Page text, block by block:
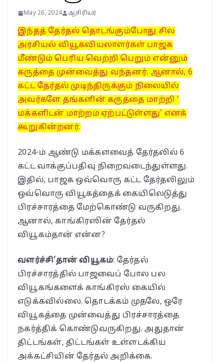
May 26, 2024 ஆசிரியர்
இந்தத் தேர்தல் தொடங்கும்போது சில
அரசியல் வியூகவியலாளர்கள் பாஜக
மீண்டும் பெரிய வெற்றி பெறும் என்னும்
கருத்தை முன்வைத்து வந்தனர். ஆனால், 6
கட்ட தேர்தல் முடிந்திருக்கும் நிலையில்
அவர்களே தங்களின் கருத்தை மாற்றி ‘
மக்களிடன் மாற்றம் ஏற்பட்டுள்ளது’ எனக்
கூறுகின்றனர்.
2024-ம் ஆண்டு மக்களவைத் தேர்தலில் 6
கட்ட வாக்குப்பதிவு நிறைவடைந்துள்ளது.
இதில், பாஜக ஒவ்வொரு கட்ட தேர்தலிலும்
ஒவ்வொரு வியூகத்தைக் கையிலெடுத்து
பிரச்சாரத்தை மேற்கொண்டு வருகிறது.
ஆனால், காங்கிரஸின் தேர்தல்
வியூகம்தான் என்ன?
வளர்ச்சி’தான் வியூகம்: தேர்தல்
பிரச்சாரத்தில் பாஜவைப் போல பல
வியூகங்களைக் காங்கிரஸ் கையில்
எடுக்கவில்லை. தொடக்கம் முதலே, ஒரே
வியூகத்தை முன்வைத்து பிரச்சாரத்தை
நகர்த்திக் கொண்டுவருகிறது. அதுதான்
திட்டங்கள், திட்டங்கள் உள்ளடக்கிய
அக்கட்சியின் தேர்தல் அறிக்கை.